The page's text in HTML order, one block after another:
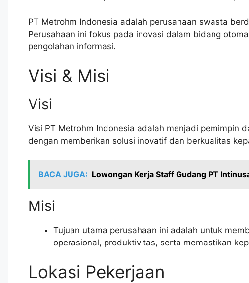
PT Metrohm Indonesia adalah perusahaan swasta
Perusahaan ini fokus pada inovasi dalam bidang
pengolahan informasi.
Visi & Misi
Visi
Visi PT Metrohm Indonesia adalah menjadi pemimpin
dengan memberikan solusi inovatif dan berkualitas
BACA JUGA: Lowongan Kerja Staff Gudang PT
Misi
Tujuan utama perusahaan ini adalah untuk
operasional, produktivitas, serta memastikan
Lokasi Pekerjaan